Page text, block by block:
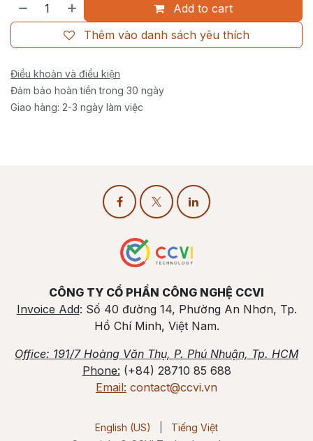
Add to cart
Thêm vào danh sách yêu thích
Điều khoản và điều kiện
Đảm bảo hoàn tiền trong 30 ngày
Giao hàng: 2-3 ngày làm việc
CÔNG TY CỔ PHẦN CÔNG NGHỆ CCVI
Invoice Add: Số 40 đường 14, Phường An Nhơn, Tp.
Hồ Chí Minh, Việt Nam.
Office: 191/7 Hoàng Văn Thụ, P. Phú Nhuận, Tp. HCM
Phone: (+84) 28710 85 688
Email: contact@ccvi.vn
English (US) Tiếng Việt